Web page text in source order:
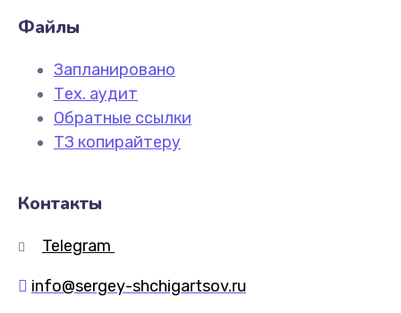
Файлы
Запланировано
Тех. аудит
Обратные ссылки
ТЗ копирайтеру
Контакты
Telegram
info@sergey-shchigartsov.ru